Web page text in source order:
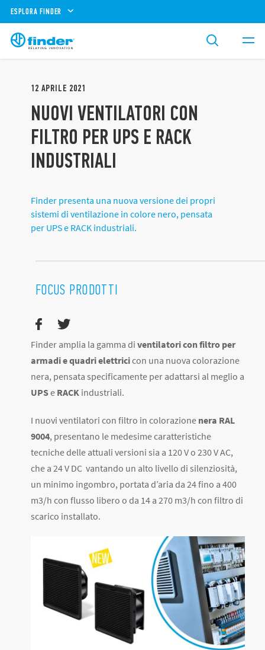
ESPLORA FINDER
12 APRILE 2021
NUOVI VENTILATORI CON
FILTRO PER UPS E RACK
INDUSTRIALI
Finder presenta una nuova versione dei propri
sistemi di ventilazione in colore nero, pensata
per UPS e RACK industriali.
FOCUS PRODOTTI
Finder amplia la gamma di ventilatori con filtro per
armadi e quadri elettricicon una nuova colorazione
nera, pensata specificamente per adattarsi al meglio a
UPSe RACK industriali.
I nuovi ventilatori con filtro in colorazione nera RAL
9004, presentano le medesime caratteristiche
tecniche delle attuali versioni sia a 120 V o 230 V AC,
che a 24 V DC vantando un alto livello di silenziosità,
un minimo ingombro, portata d’aria da 24 fino a 400
m3/h con flusso libero o da 14 a 270 m3/h con filtro di
scarico installato.